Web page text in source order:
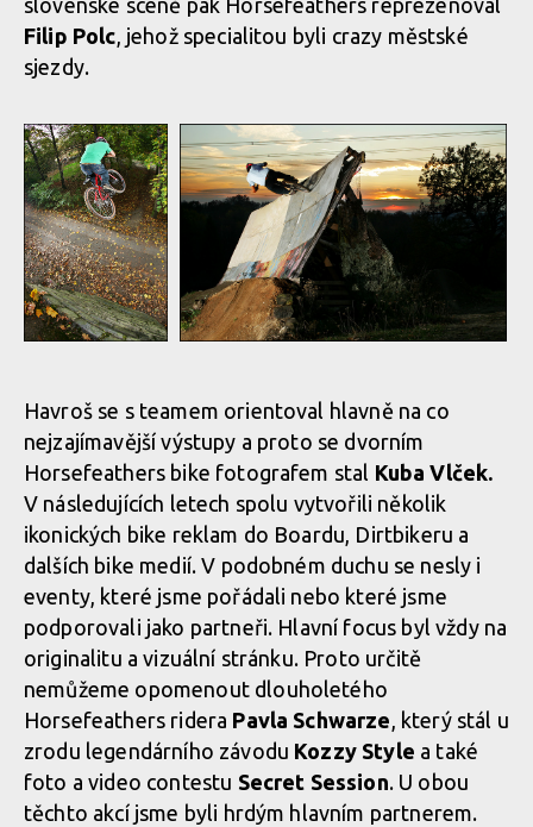
slovenské scéně pak Horsefeathers reprezenoval
Filip Polc, jehož specialitou byli crazy městské
sjezdy.
Maňas Tomek
Maňas Tomek
Maňas Tomek
Maňas Tomek
Maňas Tomek
Maňas Tomek
Havroš se s teamem orientoval hlavně na co
nejzajímavější výstupy a proto se dvorním
Horsefeathers bike fotografem stal Kuba Vlček.
V následujících letech spolu vytvořili několik
ikonických bike reklam do Boardu, Dirtbikeru a
dalších bike medií. V podobném duchu se nesly i
eventy, které jsme pořádali nebo které jsme
podporovali jako partneři. Hlavní focus byl vždy na
originalitu a vizuální stránku. Proto určitě
nemůžeme opomenout dlouholetého
Horsefeathers ridera Pavla Schwarze, který stál u
zrodu legendárního závodu Kozzy Style a také
foto a video contestu Secret Session. U obou
těchto akcí jsme byli hrdým hlavním partnerem.